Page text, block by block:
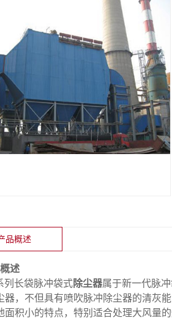
品概述
述
列长袋脉冲袋式除尘器属于新一代脉
器，不但具有喷吹脉冲除尘器的清灰
面积小的特点，特别适合处理大风量